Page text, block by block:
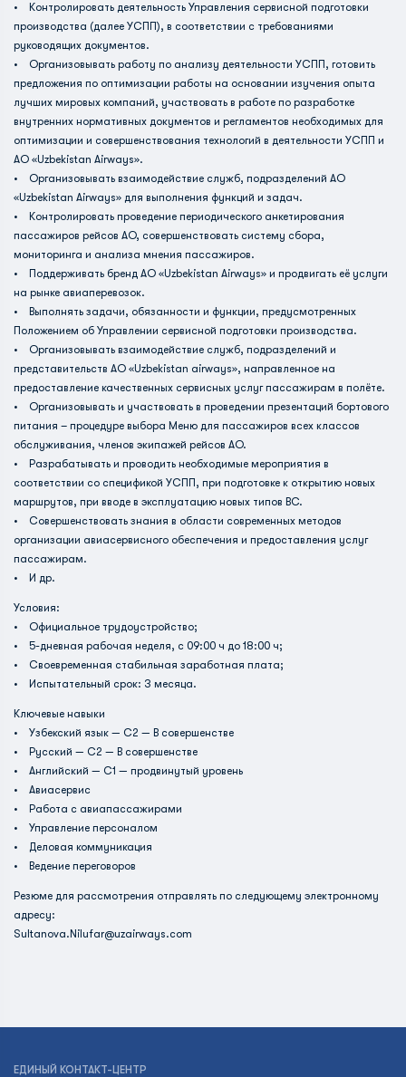
• Контролировать деятельность Управления сервисной подготовки
производства (далее УСПП), в соответствии с требованиями
руководящих документов.
• Организовывать работу по анализу деятельности УСПП, готовить
предложения по оптимизации работы на основании изучения опыта
лучших мировых компаний, участвовать в работе по разработке
внутренних нормативных документов и регламентов необходимых для
оптимизации и совершенствования технологий в деятельности УСПП и
АО «Uzbekistan Airways».
• Организовывать взаимодействие служб, подразделений АО
«Uzbekistan Airways» для выполнения функций и задач.
• Контролировать проведение периодического анкетирования
пассажиров рейсов АО, совершенствовать систему сбора,
мониторинга и анализа мнения пассажиров.
• Поддерживать бренд АО «Uzbekistan Airways» и продвигать её услуги
на рынке авиаперевозок.
• Выполнять задачи, обязанности и функции, предусмотренных
Положением об Управлении сервисной подготовки производства.
• Организовывать взаимодействие служб, подразделений и
представительств АО «Uzbekistan airways», направленное на
предоставление качественных сервисных услуг пассажирам в полёте.
• Организовывать и участвовать в проведении презентаций бортового
питания – процедуре выбора Меню для пассажиров всех классов
обслуживания, членов экипажей рейсов АО.
• Разрабатывать и проводить необходимые мероприятия в
соответствии со спецификой УСПП, при подготовке к открытию новых
маршрутов, при вводе в эксплуатацию новых типов ВС.
• Совершенствовать знания в области современных методов
организации авиасервисного обеспечения и предоставления услуг
пассажирам.
• И др.
Условия:
• Официальное трудоустройство;
• 5-дневная рабочая неделя, с 09:00 ч до 18:00 ч;
• Своевременная стабильная заработная плата;
• Испытательный срок: 3 месяца.
Ключевые навыки
• Узбекский язык — C2 — В совершенстве
• Русский — C2 — В совершенстве
• Английский — C1 — продвинутый уровень
• Авиасервис
• Работа с авиапассажирами
• Управление персоналом
• Деловая коммуникация
• Ведение переговоров
Резюме для рассмотрения отправлять по следующему электронному
адресу:
Sultanova.Nilufar@uzairways.com
ЕДИНЫЙ КОНТАКТ-ЦЕНТР